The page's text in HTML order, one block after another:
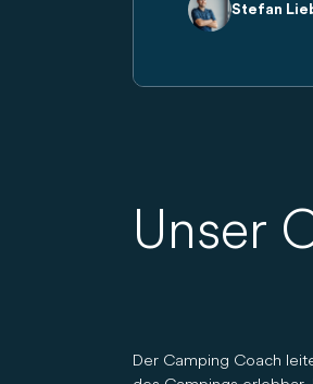
Stefan
Unser
Der Camping Coach